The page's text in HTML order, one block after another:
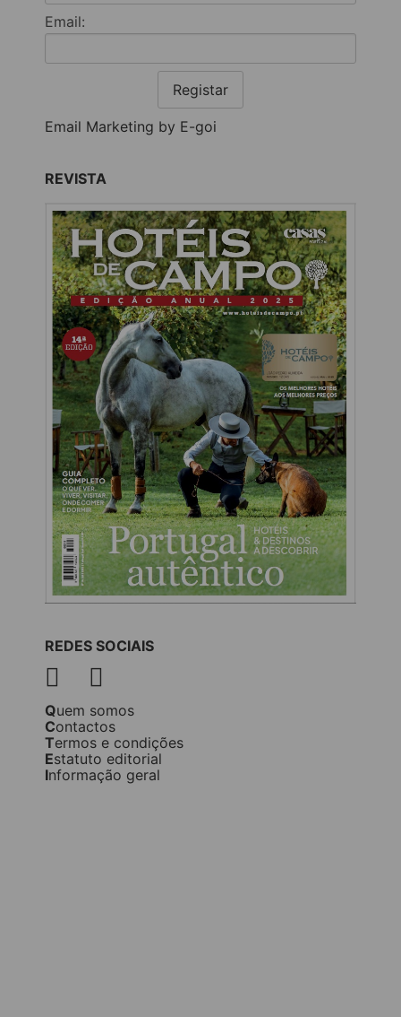
Email:
Registar
Email Marketing by E-goi
REVISTA
REDES SOCIAIS
Quem somos
Contactos
Termos e condições
Estatuto editorial
Informação geral